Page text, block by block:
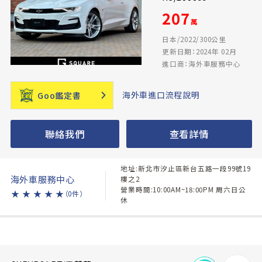
207萬
日本/2022/300公里
更新日期：2024年 02月
進口商：海外車服務中心
Goo鑑定書 海外車進口流程說明
聯絡我們 查看詳情
海外車服務中心
★ ★ ★ ★ ★ （0件）
地址:新北市汐止區新台五路一段99號19
樓之2
營業時間:10:00AM~18:00PM 周六日公
休